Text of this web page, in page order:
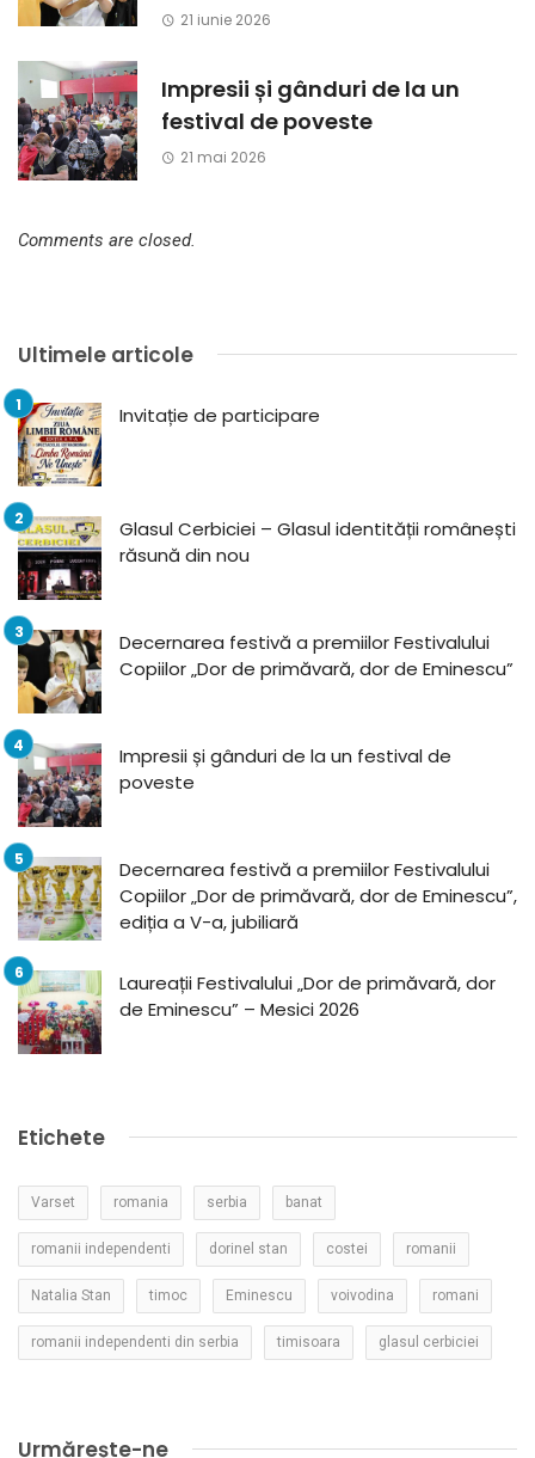
21 iunie 2026
Impresii și gânduri de la un
festival de poveste
21 mai 2026
Comments are closed.
Ultimele articole
Invitație de participare
Glasul Cerbiciei – Glasul identității românești
răsună din nou
Decernarea festivă a premiilor Festivalului
Copiilor „Dor de primăvară, dor de Eminescu”
Impresii și gânduri de la un festival de
poveste
Decernarea festivă a premiilor Festivalului
Copiilor „Dor de primăvară, dor de Eminescu”,
ediția a V-a, jubiliară
Laureații Festivalului „Dor de primăvară, dor
de Eminescu” – Mesici 2026
Etichete
Varset romania serbia banat
romanii independenti dorinel stan costei romanii
Natalia Stan timoc Eminescu voivodina romani
romanii independenti din serbia timisoara glasul cerbiciei
Urmărește-ne